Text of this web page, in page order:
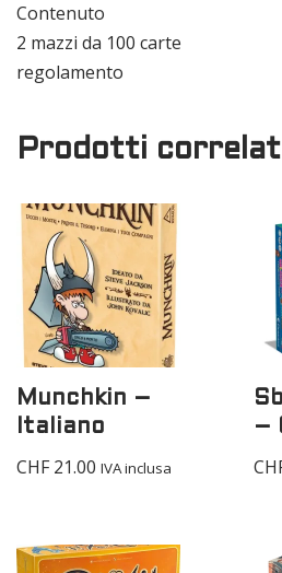
Contenuto
2 mazzi da 100 carte
regolamento
Prodotti
Munchkin –
Italiano
CHF21.00 IVA inclusa
–